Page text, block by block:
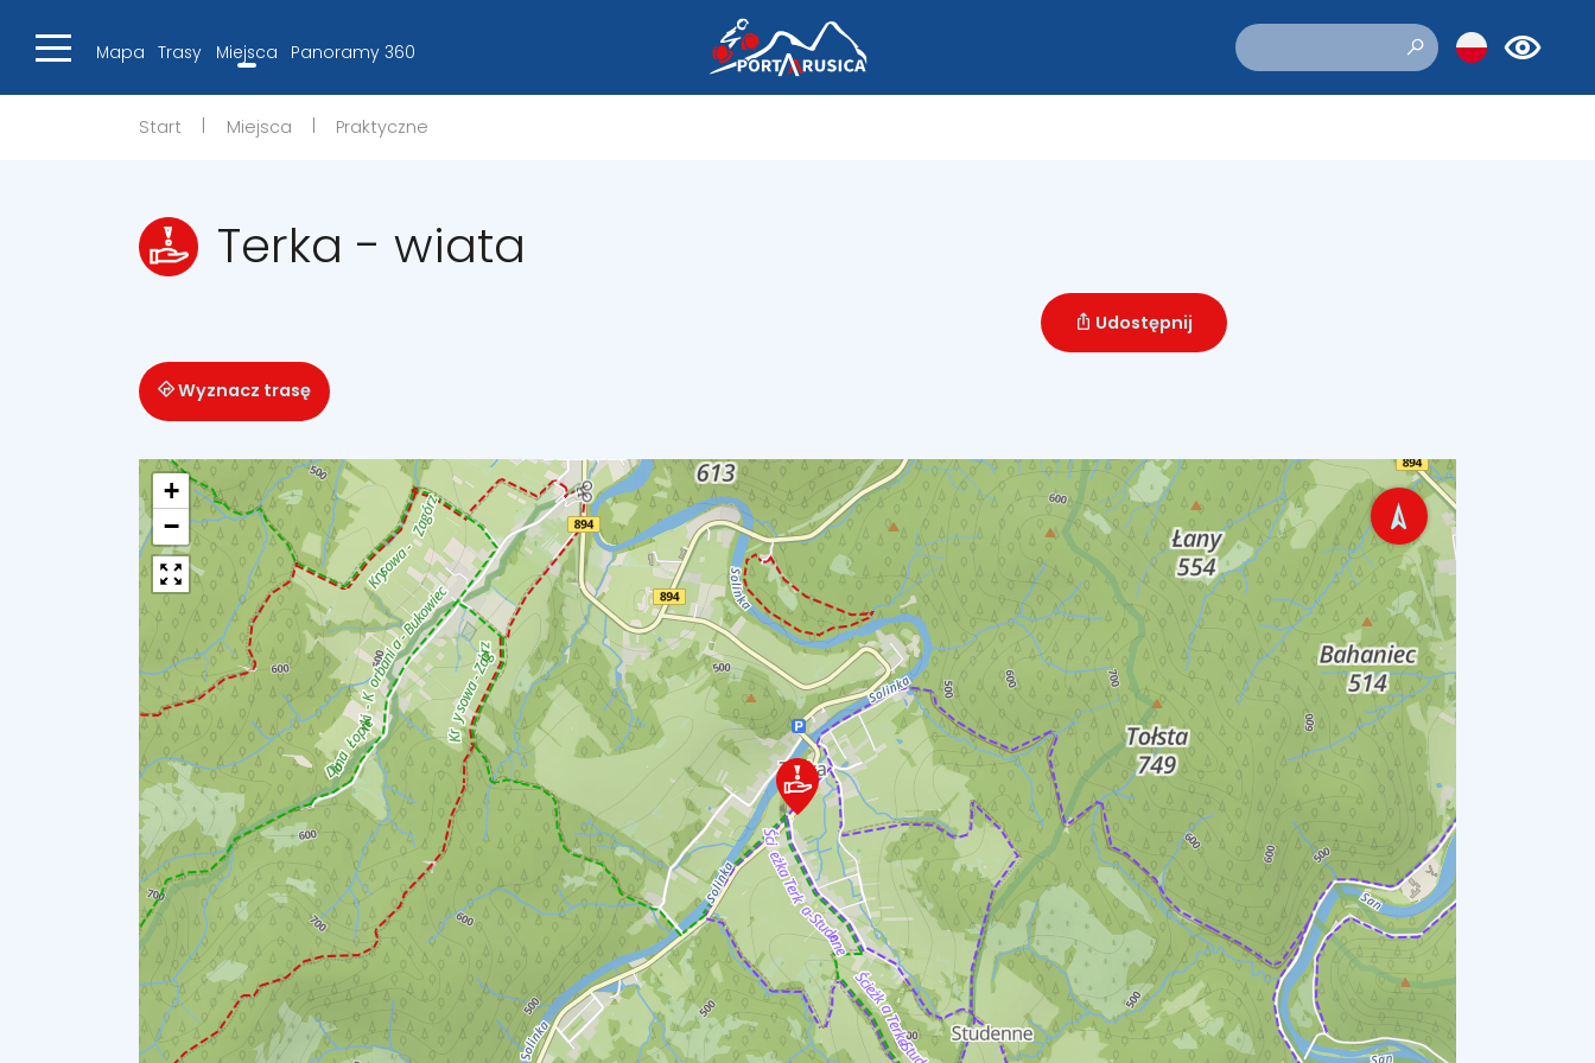
Mapa Trasy Miejsca Panoramy 360
Start | Miejsca | Praktyczne
Terka - wiata
Udostępnij
Wyznacz trasę
+
−